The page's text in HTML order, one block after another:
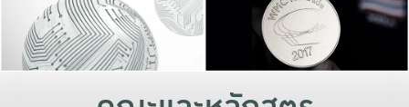
เปลี่ยนแปลง แล
เพื่อทำง
ระบบสารสนเทศ